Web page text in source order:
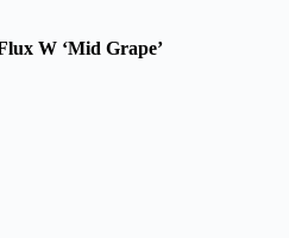
W ‘Mid Grape’